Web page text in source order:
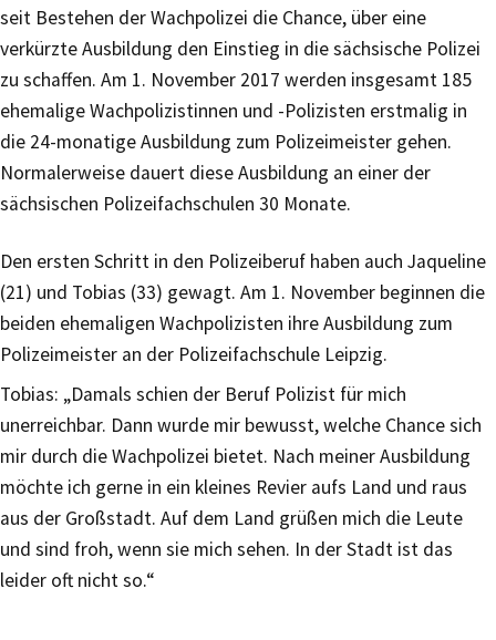
seit Bestehen der Wachpolizei die Chance, über eine
verkürzte Ausbildung den Einstieg in die sächsische Polizei
zu schaffen. Am 1. November 2017 werden insgesamt 185
ehemalige Wachpolizistinnen und -Polizisten erstmalig in
die 24-monatige Ausbildung zum Polizeimeister gehen.
Normalerweise dauert diese Ausbildung an einer der
sächsischen Polizeifachschulen 30 Monate.
Den ersten Schritt in den Polizeiberuf haben auch Jaqueline
(21) und Tobias (33) gewagt. Am 1. November beginnen die
beiden ehemaligen Wachpolizisten ihre Ausbildung zum
Polizeimeister an der Polizeifachschule Leipzig.
Tobias: „Damals schien der Beruf Polizist für mich
unerreichbar. Dann wurde mir bewusst, welche Chance sich
mir durch die Wachpolizei bietet. Nach meiner Ausbildung
möchte ich gerne in ein kleines Revier aufs Land und raus
aus der Großstadt. Auf dem Land grüßen mich die Leute
und sind froh, wenn sie mich sehen. In der Stadt ist das
leider oft nicht so.“